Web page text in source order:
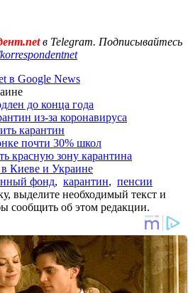
в Telegram. Подписывайтесь
в Google News
до конца года
из-за коронавируса
карантин
почти 30% школ
красную зону карантина
Киеве и Украине
фонд, карантин, пенсии
выделите необходимый текст и
сообщить об этом редакции.